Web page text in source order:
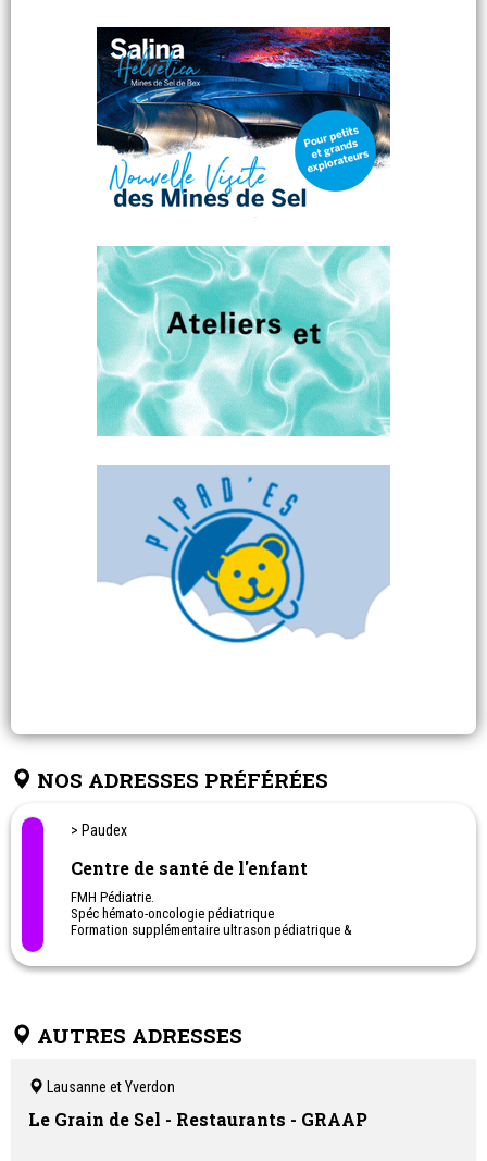
NOS ADRESSES PRÉFÉRÉES
> Paudex
Centre de santé de l'enfant
FMH Pédiatrie.
Spéc hémato-oncologie pédiatrique
Formation supplémentaire ultrason pédiatrique &
AUTRES ADRESSES
Lausanne et Yverdon
Le Grain de Sel - Restaurants - GRAAP